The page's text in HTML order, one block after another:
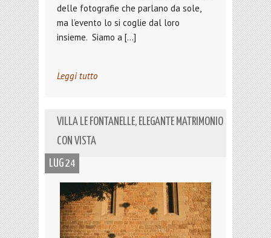
delle fotografie che parlano da sole,
ma l’evento lo si coglie dal loro
insieme. Siamo a […]
Leggi tutto
VILLA LE FONTANELLE, ELEGANTE MATRIMONIO
CON VISTA
LUG 24